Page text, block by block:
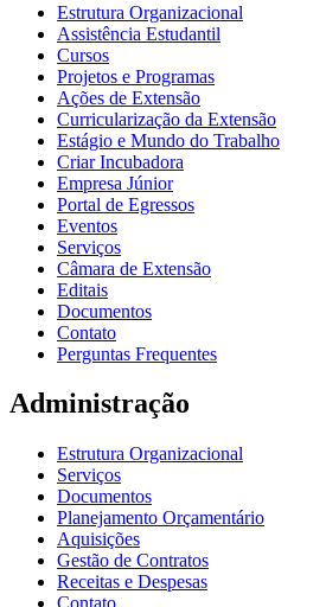
Estrutura Organizacional
Assistência Estudantil
Cursos
Projetos e Programas
Ações de Extensão
Curricularização da Extensão
Estágio e Mundo do Trabalho
Criar Incubadora
Empresa Júnior
Portal de Egressos
Eventos
Serviços
Câmara de Extensão
Editais
Documentos
Contato
Perguntas Frequentes
Administração
Estrutura Organizacional
Serviços
Documentos
Planejamento Orçamentário
Aquisições
Gestão de Contratos
Receitas e Despesas